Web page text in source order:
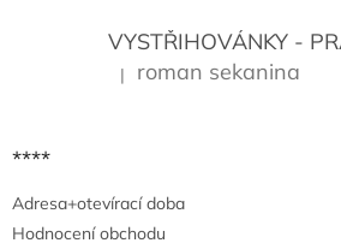
Hodnocení produktu je 5 z 5
| roman sekanina
****
Adresa+otevírací doba
Hodnocení obchodu